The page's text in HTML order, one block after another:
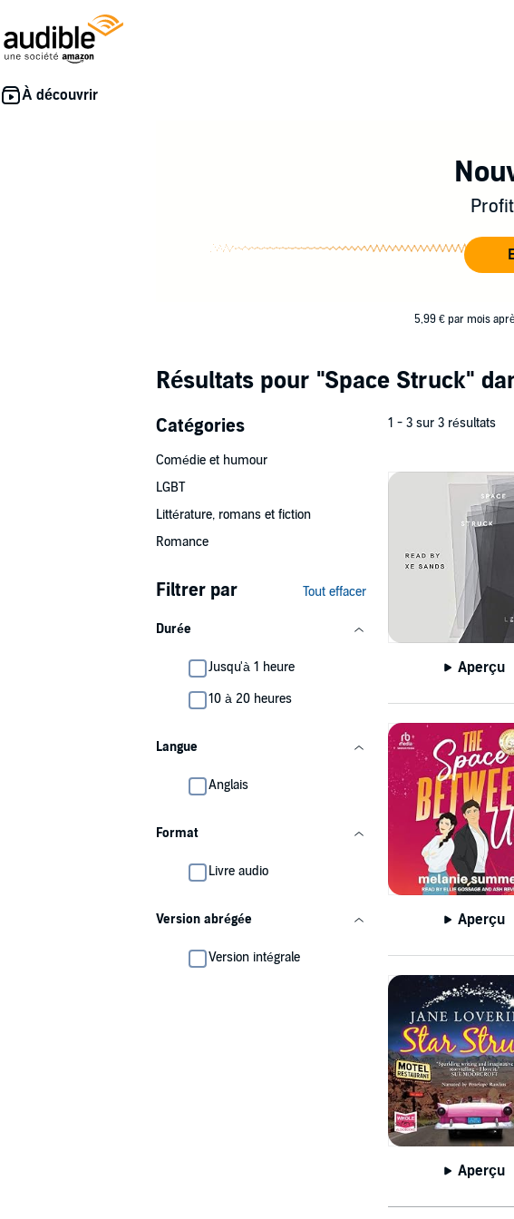
5,99 € par mois
Résultats pour "Space Struck"
Catégories
Comédie et humour
LGBT
Littérature, romans et fiction
Romance
Filtrer par Tout effacer
Durée
Jusqu'à 1 heure
10 à 20 heures
Langue
Anglais
Format
Livre audio
Version abrégée
Version intégrale
1 - 3 sur 3 résultats
Aperçu
Aperçu
Aperçu